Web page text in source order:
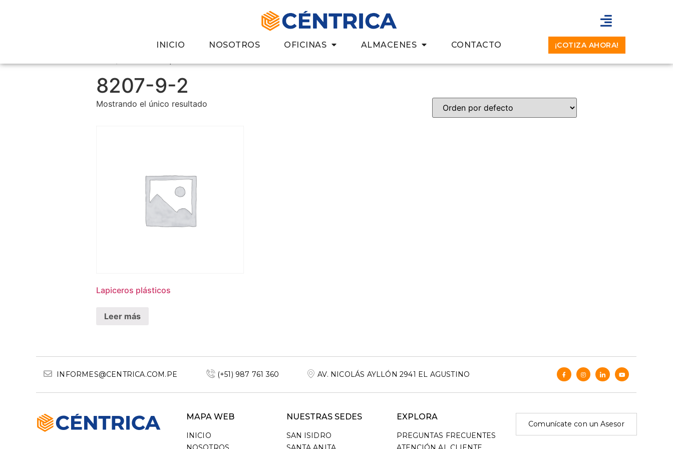
INICIO NOSOTROS OFICINAS ALMACENES CONTACTO
¡COTIZA AHORA!
8207-9-2
Mostrando el único resultado
Lapiceros plásticos
Leer más
INFORMES@CENTRICA.COM.PE (+51) 987 761 360 AV. NICOLÁS AYLLÓN 2941 EL AGUSTINO
MAPA WEB
INICIO
NUESTRAS SEDES
SAN ISIDRO
EXPLORA
PREGUNTAS FRECUENTES
Comunícate con un Asesor